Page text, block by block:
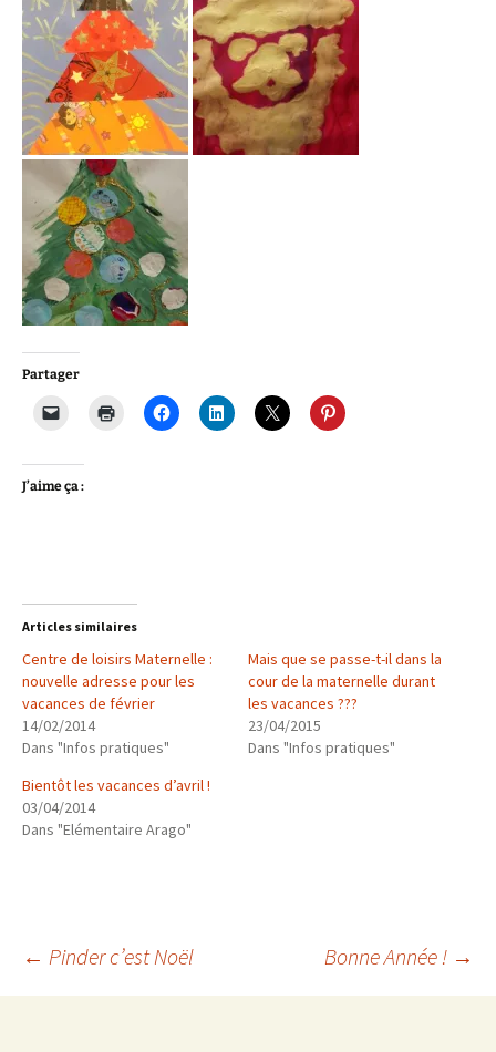
Partager
J’aime ça :
Articles similaires
Centre de loisirs Maternelle :
nouvelle adresse pour les
vacances de février
14/02/2014
Dans "Infos pratiques"
Mais que se passe-t-il dans la
cour de la maternelle durant
les vacances ???
23/04/2015
Dans "Infos pratiques"
Bientôt les vacances d’avril !
03/04/2014
Dans "Elémentaire Arago"
Navigation
← Pinder c’est Noël Bonne Année ! →